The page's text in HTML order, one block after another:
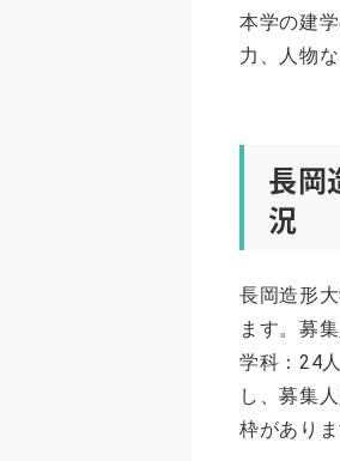
本学の建
力、人物
長岡
況
長岡造形
ます。募
学科：24
し、募集
枠がありま